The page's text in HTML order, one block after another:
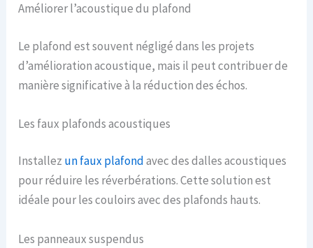
Améliorer l’acoustique du plafond
Le plafond est souvent négligé dans les projets
d’amélioration acoustique, mais il peut contribuer de
manière significative à la réduction des échos.
Les faux plafonds acoustiques
Installez un faux plafondavec des dalles acoustiques
pour réduire les réverbérations. Cette solution est
idéale pour les couloirs avec des plafonds hauts.
Les panneaux suspendus